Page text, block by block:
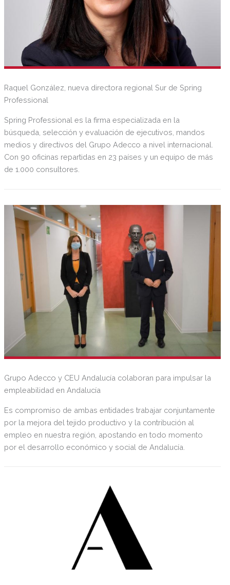
Raquel González, nueva directora regional Sur de Spring
Professional
Spring Professional es la firma especializada en la
búsqueda, selección y evaluación de ejecutivos, mandos
medios y directivos del Grupo Adecco a nivel internacional.
Con 90 oficinas repartidas en 23 países y un equipo de más
de 1.000 consultores.
Grupo Adecco y CEU Andalucía colaboran para impulsar la
empleabilidad en Andalucía
Es compromiso de ambas entidades trabajar conjuntamente
por la mejora del tejido productivo y la contribución al
empleo en nuestra región, apostando en todo momento
por el desarrollo económico y social de Andalucía.